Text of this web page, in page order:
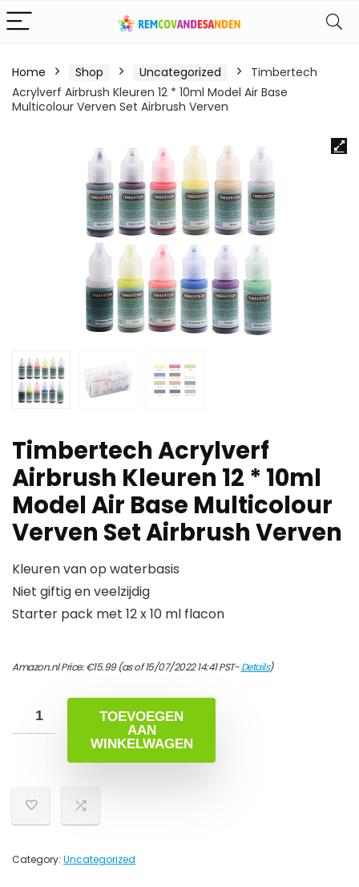
Home Shop Uncategorized
Timbertech
Acrylverf Airbrush Kleuren 12 * 10ml Model Air Base
Multicolour Verven Set Airbrush Verven
Timbertech Acrylverf
Airbrush Kleuren 12 * 10ml
Model Air Base Multicolour
Verven Set Airbrush Verven
Kleuren van op waterbasis
Niet giftig en veelzijdig
Starter pack met 12 x 10 ml flacon
Amazon.nl Price:€15.99(as of 15/07/2022 14:41 PST-Details)
TOEVOEGEN
AAN
WINKELWAGEN
Category: Uncategorized